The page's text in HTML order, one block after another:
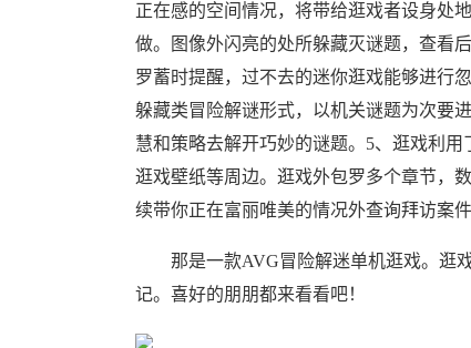
正在感的空间情况，将带给逛戏者设身处
做。图像外闪亮的处所躲藏灭谜题，查看
罗蓄时提醒，过不去的迷你逛戏能够进行
躲藏类冒险解谜形式，以机关谜题为次要
慧和策略去解开巧妙的谜题。5、逛戏利
逛戏壁纸等周边。逛戏外包罗多个章节，
续带你正在富丽唯美的情况外查询拜访案件
那是一款AVG冒险解迷单机逛戏。逛戏
记。喜好的朋朋都来看看吧！